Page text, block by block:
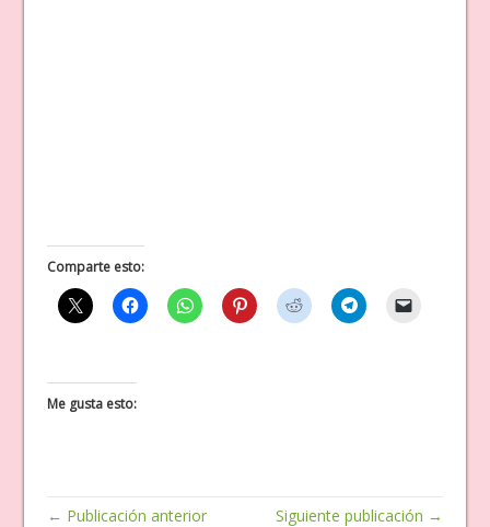
Comparte esto:
Me gusta esto:
← Publicación anterior Siguiente publicación →